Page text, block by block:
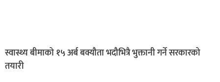
स्वास्थ्य बीमाको १५ अर्ब बक्यौता भदौभित्रै भुक्तानी गर्ने सरकारको
तयारी